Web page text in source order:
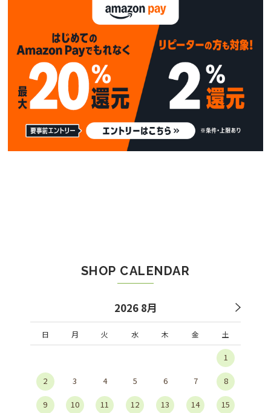
SHOP CALENDAR
2026 8月
日 月 火 水 木 金 土
1
2 3 4 5 6 7 8
9 10 11 12 13 14 15